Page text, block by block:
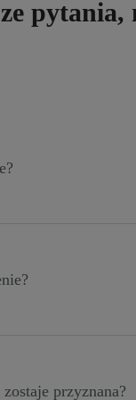
pytania,
przyznana?